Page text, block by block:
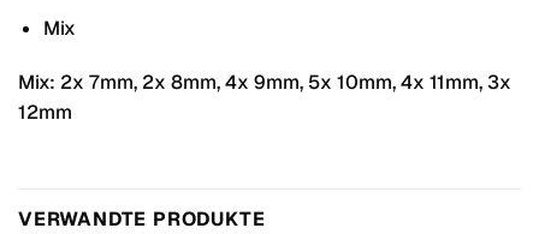
Mix
Mix: 2x 7mm, 2x 8mm, 4x 9mm, 5x 10mm, 4x 11mm, 3x
12mm
VERWANDTE PRODUKTE